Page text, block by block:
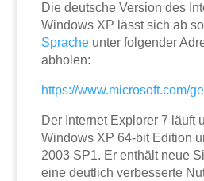
Die deutsche Version des
Windows XP lässt sich ab
Sprache unter folgender
abholen:
https://www.microsoft.com/
Der Internet Explorer 7 läuft
Windows XP 64-bit Edition
2003 SP1. Er enthält neue
eine deutlich verbesserte